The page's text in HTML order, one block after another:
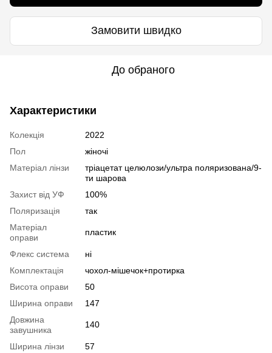
Замовити швидко
До обраного
Характеристики
Колекція
2022
Пол
жіночі
Матеріал лінзи
тріацетат целюлози/ультра поляризована/9-
ти шарова
Захист від УФ
100%
Поляризація
так
Матеріал
оправи
пластик
Флекс система
ні
Комплектація
чохол-мішечок+протирка
Висота оправи
50
Ширина оправи
147
Довжина
завушника
140
Ширина лінзи
57